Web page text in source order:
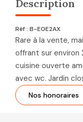
Description
Réf : B-E0E2AX
Rare à la vente,
offrant sur environ
cuisine ouverte
avec wc. Jardin
Nos honoraires